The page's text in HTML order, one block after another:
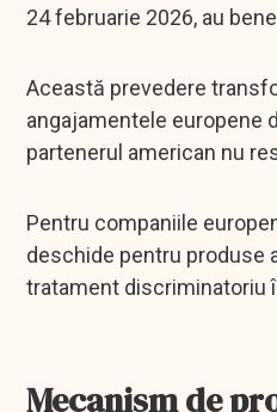
24 februarie 2026, au
Această prevedere
angajamentele europene
partenerul american nu
Pentru companiile
deschide pentru produse
tratament discriminatoriu
Mecanism de